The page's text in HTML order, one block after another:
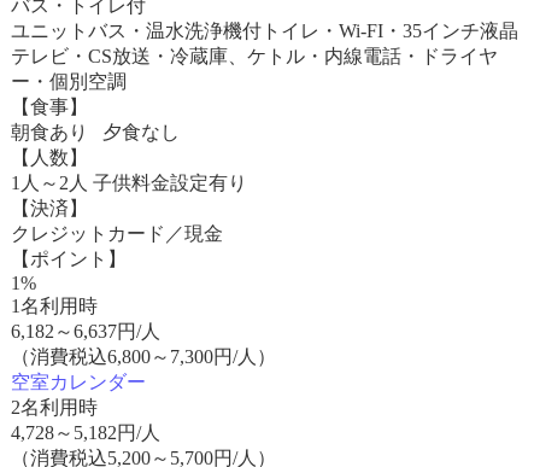
バス・トイレ付
ユニットバス・温水洗浄機付トイレ・Wi-FI・35インチ液晶
テレビ・CS放送・冷蔵庫、ケトル・内線電話・ドライヤ
ー・個別空調
【食事】
朝食あり 夕食なし
【人数】
1人～2人 子供料金設定有り
【決済】
クレジットカード／現金
【ポイント】
1%
1名利用時
6,182 ～6,637円/人
（消費税込6,800～7,300円/人）
空室カレンダー
2名利用時
4,728～ 5,182円/人
（消費税込5,200～5,700円/人）